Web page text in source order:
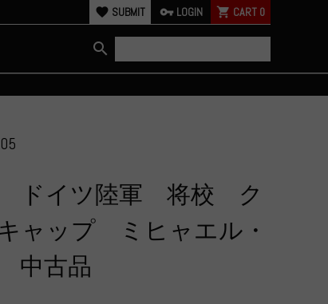
favorite SUBMIT vpn_key LOGIN shopping_cart CART 0
search
ドイツ陸軍 将校 ク
ャップ ミヒャエル・
中古品